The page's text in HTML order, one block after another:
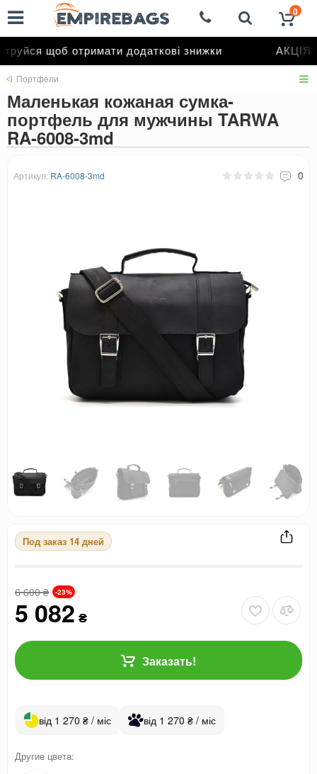
щоб отримати додаткові знижки АКЦІЯ
0
Портфели
Маленькая кожаная сумка-
портфель для мужчины TARWA
RA-6008-3md
Артикул: RA-6008-3md 0
Под заказ 14 дней
6 600₴ -23%
5 082 ₴
Заказать!
від 1 270 ₴ / міс від 1 270 ₴ / міс
Другие цвета: